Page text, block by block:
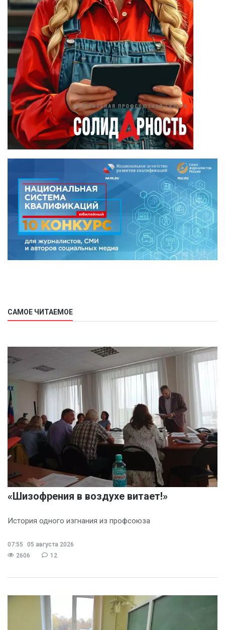
САМОЕ ЧИТАЕМОЕ
«Шизофрения в воздухе витает!»
История одного изгнания из профсоюза
07:55
05 августа 2026
2606
12